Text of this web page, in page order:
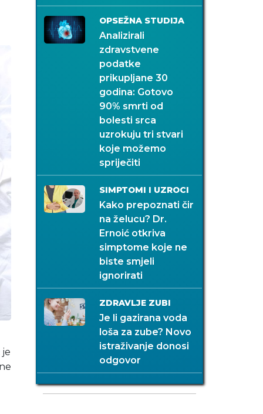
je
OPSEŽNA STUDIJA
Analizirali
zdravstvene
podatke
prikupljane 30
godina: Gotovo
90% smrti od
bolesti srca
uzrokuju tri stvari
koje možemo
spriječiti
SIMPTOMI I UZROCI
Kako prepoznati čir
na želucu? Dr.
Ernoić otkriva
simptome koje ne
biste smjeli
ignorirati
ZDRAVLJE ZUBI
Je li gazirana voda
loša za zube? Novo
istraživanje donosi
odgovor